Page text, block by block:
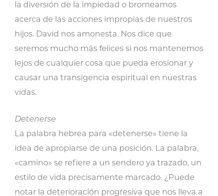
la diversión de la impiedad o bromeamos
acerca de las acciones impropias de nuestros
hijos. David nos amonesta. Nos dice que
seremos mucho más felices si nos mantenemos
lejos de cualquier cosa que pueda erosionar y
causar una transigencia espiritual en nuestras
vidas.
Detenerse
La palabra hebrea para «detenerse» tiene la
idea de apropiarse de una posición. La palabra,
«camino» se refiere a un sendero ya trazado, un
estilo de vida precisamente marcado. ¿Puede
notar la deterioración progresiva que nos lleva a